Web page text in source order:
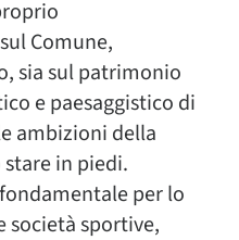
Comune,
sia sul patrimonio
e paesaggistico di
ambizioni della
in piedi.
per lo
società sportive,